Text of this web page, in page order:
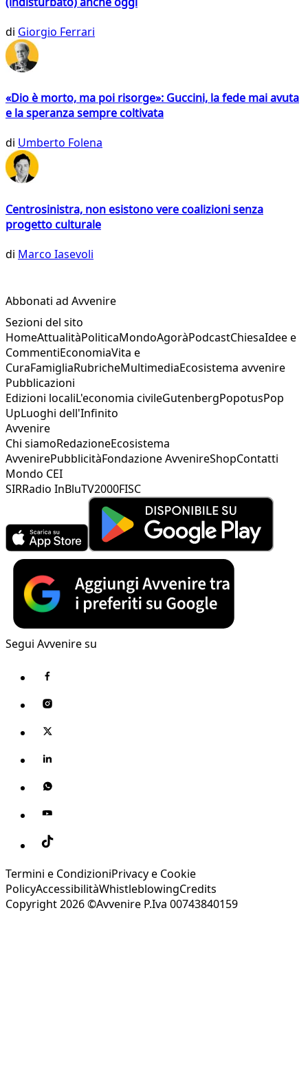
di Giorgio Ferrari
«Dio è morto, ma poi risorge»: Guccini, la fede mai avuta
e la speranza sempre coltivata
di Umberto Folena
Centrosinistra, non esistono vere coalizioni senza
progetto culturale
di Marco Iasevoli
Abbonati ad Avvenire
Sezioni del sito
HomeAttualitàPoliticaMondoAgoràPodcastChiesaIdee e
CommentiEconomiaVita e
CuraFamigliaRubricheMultimediaEcosistema avvenire
Pubblicazioni
Edizioni localiL'economia civileGutenbergPopotusPop
UpLuoghi dell'Infinito
Avvenire
Chi siamoRedazioneEcosistema
AvvenirePubblicitàFondazione AvvenireShopContatti
Mondo CEI
SIRRadio InBluTV2000FISC
Segui Avvenire su
Termini e CondizioniPrivacy e Cookie
PolicyAccessibilitàWhistleblowingCredits
Copyright 2026 ©Avvenire P.Iva 00743840159